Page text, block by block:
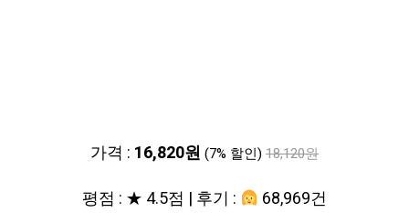
가격 : 16,820원 (7% 할인) 18,120원
평점 : ★ 4.5점 | 후기 : 68,969건